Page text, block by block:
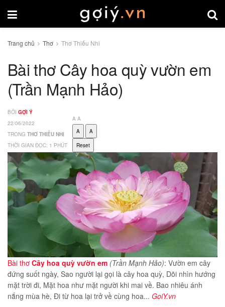
Trang chủ Thơ Thơ Thiếu Nhi
Bài thơ Cây hoa quỳ vườn em
(Trần Mạnh Hảo)
BỞI GỢI Ý
22/06/2022
TRONG THƠ THIẾU NHI
THỜI GIAN ĐỌC: 1 PHÚT
A A
A
A
Reset
Bài thơ Cây hoa quỳ vườn em (Trần Mạnh Hảo): Vườn em cây
đứng suốt ngày, Sao người lại gọi là cây hoa quỳ, Dõi nhìn hướng
mặt trời đi, Mặt hoa như mặt người khi mai về. Bao nhiêu ánh
nắng mùa hè, Đi từ hoa lại trở về cùng hoa... GoiY.vn